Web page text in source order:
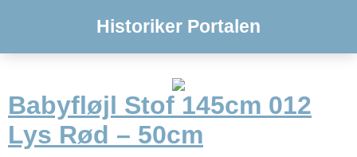
Historiker Portalen
Babyfløjl Stof 145cm 012
Lys Rød – 50cm